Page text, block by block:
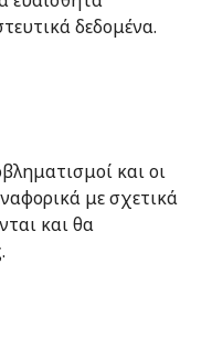
δεδομένα.
και οι
με σχετικά
και θα